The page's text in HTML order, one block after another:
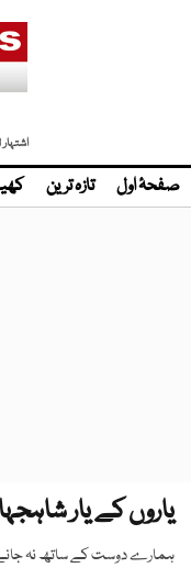
اشتہار
صفحۂ اول تازہ ترین
یاروں کے یار
ہمارے دوست کے ساتھ نہ جانے